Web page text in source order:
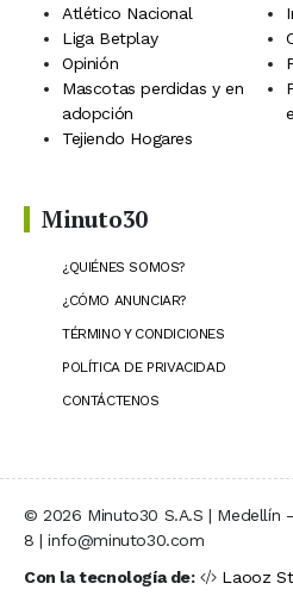
Atlético Nacional
Liga Betplay
Opinión
Mascotas perdidas y en
adopción
Tejiendo Hogares
Minuto30
¿QUIÉNES SOMOS?
¿CÓMO ANUNCIAR?
TÉRMINO Y CONDICIONES
POLÍTICA DE PRIVACIDAD
CONTÁCTENOS
© 2026 Minuto30 S.A.S | Medellín
8 | info@minuto30.com
Con la tecnología de:
Laooz